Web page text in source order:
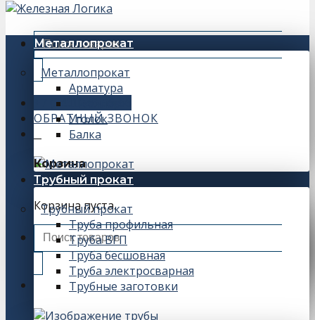
Искать:
+7 (343) 243-56-66
ОБРАТНЫЙ ЗВОНОК
Корзина
Корзина пуста.
Искать:
Металлопрокат
Металлопрокат
Арматура
Уголок
Балка
Трубный прокат
Трубный прокат
Труба профильная
Труба ВГП
Труба бесшовная
Труба электросварная
Трубные заготовки